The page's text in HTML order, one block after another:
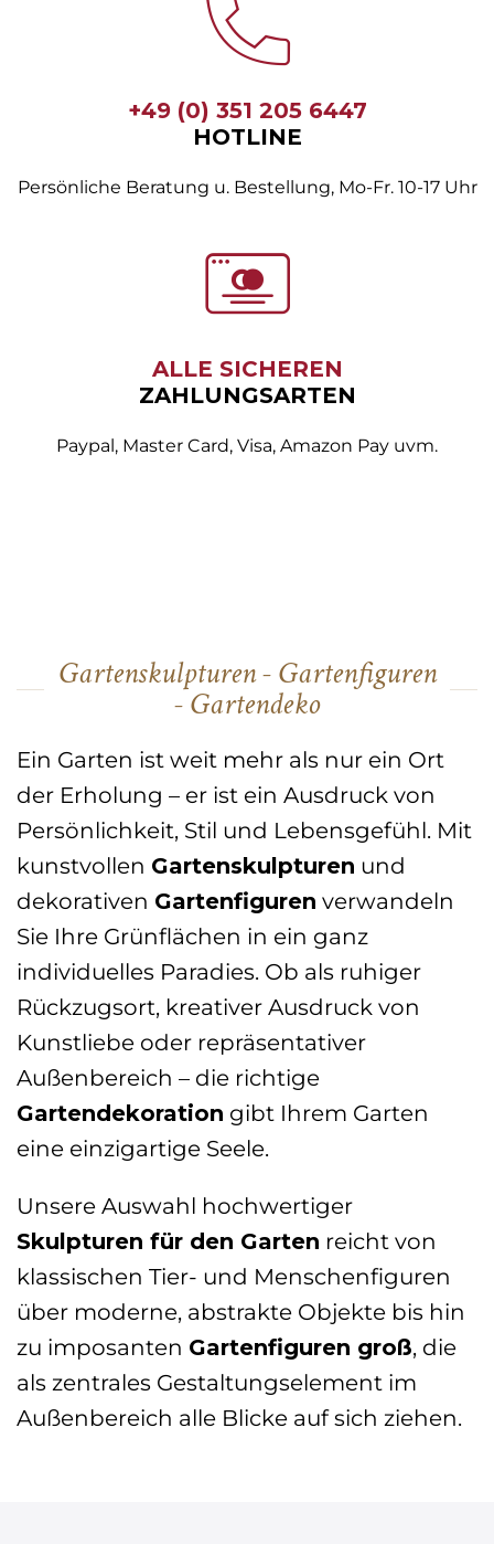
+49 (0) 351 205 6447
HOTLINE
Persönliche Beratung u. Bestellung, Mo-Fr. 10-17 Uhr
ALLE SICHEREN
ZAHLUNGSARTEN
Paypal, Master Card, Visa, Amazon Pay uvm.
Gartenskulpturen - Gartenfiguren
- Gartendeko
Ein Garten ist weit mehr als nur ein Ort
der Erholung – er ist ein Ausdruck von
Persönlichkeit, Stil und Lebensgefühl. Mit
kunstvollen Gartenskulpturen und
dekorativen Gartenfiguren verwandeln
Sie Ihre Grünflächen in ein ganz
individuelles Paradies. Ob als ruhiger
Rückzugsort, kreativer Ausdruck von
Kunstliebe oder repräsentativer
Außenbereich – die richtige
Gartendekoration gibt Ihrem Garten
eine einzigartige Seele.
Unsere Auswahl hochwertiger
Skulpturen für den Garten reicht von
klassischen Tier- und Menschenfiguren
über moderne, abstrakte Objekte bis hin
zu imposanten Gartenfiguren groß, die
als zentrales Gestaltungselement im
Außenbereich alle Blicke auf sich ziehen.